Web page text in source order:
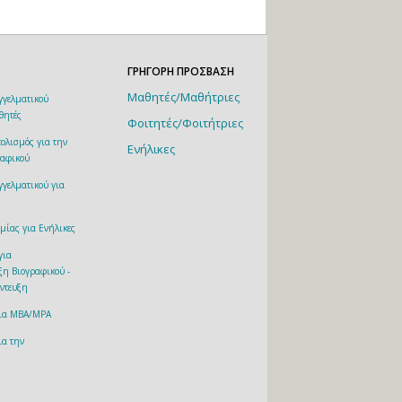
για την
για
για Ενήλικες
Βιογραφικού -
MBA/MPA
την
ΓΡΗΓΟΡΗ ΠΡΟΣΒΑΣΗ
Μαθητές/Μαθήτριες
Φοιτητές/Φοιτήτριες
Ενήλικες